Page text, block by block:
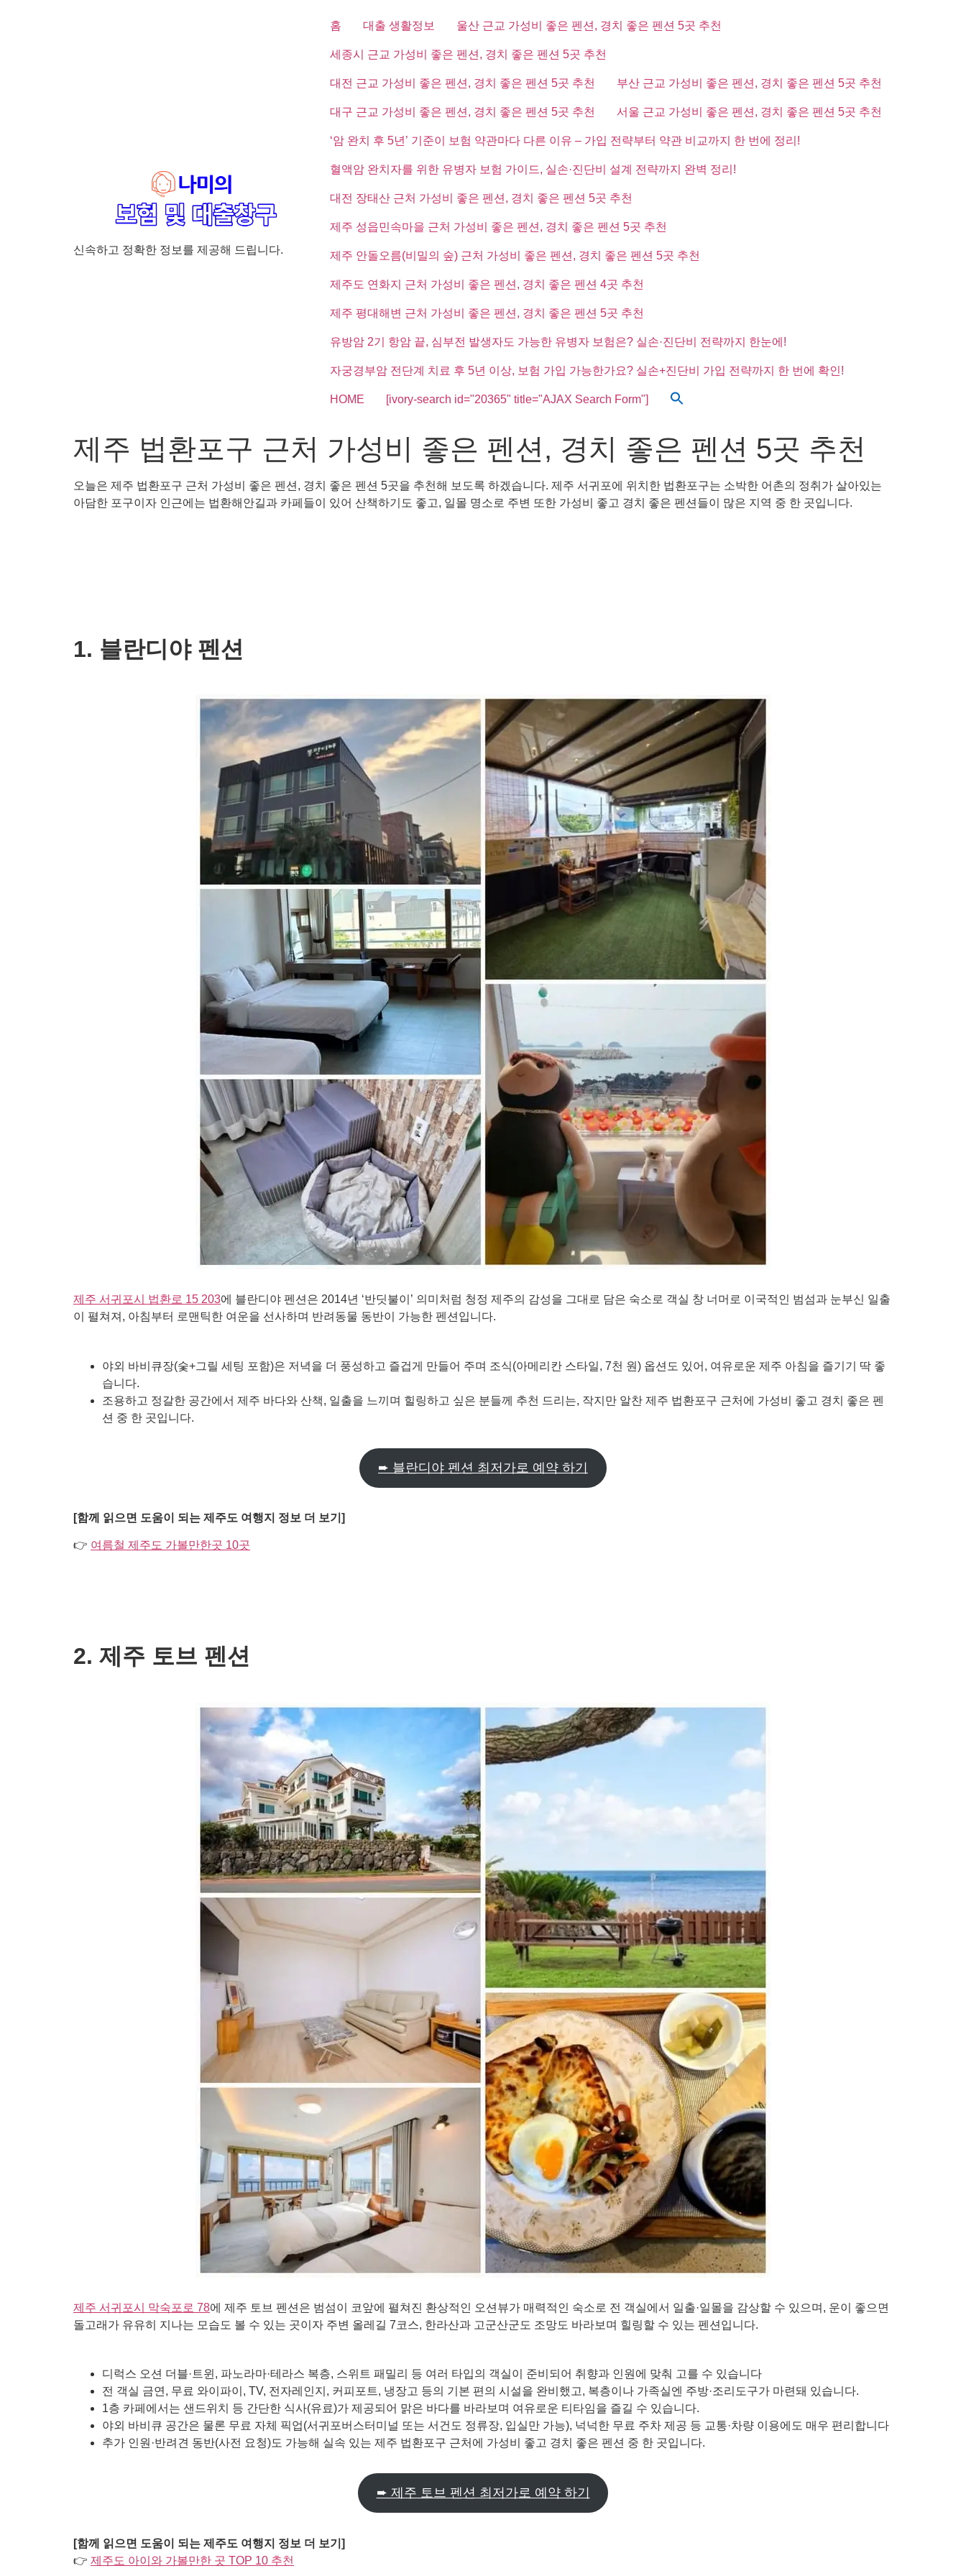
신속하고 정확한 정보를 제공해 드립니다.
홈 대출 생활정보 울산 근교 가성비 좋은 펜션, 경치 좋은 펜션 5곳 추천
세종시 근교 가성비 좋은 펜션, 경치 좋은 펜션 5곳 추천
대전 근교 가성비 좋은 펜션, 경치 좋은 펜션 5곳 추천 부산 근교 가성비 좋은 펜션, 경치 좋은 펜션 5곳 추천
대구 근교 가성비 좋은 펜션, 경치 좋은 펜션 5곳 추천 서울 근교 가성비 좋은 펜션, 경치 좋은 펜션 5곳 추천
‘암 완치 후 5년’ 기준이 보험 약관마다 다른 이유 – 가입 전략부터 약관 비교까지 한 번에 정리!
혈액암 완치자를 위한 유병자 보험 가이드, 실손·진단비 설계 전략까지 완벽 정리!
대전 장태산 근처 가성비 좋은 펜션, 경치 좋은 펜션 5곳 추천
제주 성읍민속마을 근처 가성비 좋은 펜션, 경치 좋은 펜션 5곳 추천
제주 안돌오름(비밀의 숲) 근처 가성비 좋은 펜션, 경치 좋은 펜션 5곳 추천
제주도 연화지 근처 가성비 좋은 펜션, 경치 좋은 펜션 4곳 추천
제주 평대해변 근처 가성비 좋은 펜션, 경치 좋은 펜션 5곳 추천
유방암 2기 항암 끝, 심부전 발생자도 가능한 유병자 보험은? 실손·진단비 전략까지 한눈에!
자궁경부암 전단계 치료 후 5년 이상, 보험 가입 가능한가요? 실손+진단비 가입 전략까지 한 번에 확인!
HOME [ivory-search id="20365" title="AJAX Search Form"]
제주 법환포구 근처 가성비 좋은 펜션, 경치 좋은 펜션 5곳 추천
오늘은 제주 법환포구 근처 가성비 좋은 펜션, 경치 좋은 펜션 5곳을 추천해 보도록 하겠습니다. 제주 서귀포에 위치한 법환포구는 소박한 어촌의 정취가 살아있는
아담한 포구이자 인근에는 법환해안길과 카페들이 있어 산책하기도 좋고, 일몰 명소로 주변 또한 가성비 좋고 경치 좋은 펜션들이 많은 지역 중 한 곳입니다.
1. 블란디야 펜션
제주 서귀포시 법환로 15 203에 블란디야 펜션은 2014년 ‘반딧불이’ 의미처럼 청정 제주의 감성을 그대로 담은 숙소로 객실 창 너머로 이국적인 범섬과 눈부신 일출
이 펼쳐져, 아침부터 로맨틱한 여운을 선사하며 반려동물 동반이 가능한 펜션입니다.
야외 바비큐장(숯+그릴 세팅 포함)은 저녁을 더 풍성하고 즐겁게 만들어 주며 조식(아메리칸 스타일, 7천 원) 옵션도 있어, 여유로운 제주 아침을 즐기기 딱 좋
습니다.
조용하고 정갈한 공간에서 제주 바다와 산책, 일출을 느끼며 힐링하고 싶은 분들께 추천 드리는, 작지만 알찬 제주 법환포구 근처에 가성비 좋고 경치 좋은 펜
션 중 한 곳입니다.
➨ 블란디야 펜션 최저가로 예약 하기
[함께 읽으면 도움이 되는 제주도 여행지 정보 더 보기]
👉 여름철 제주도 가볼만한곳 10곳
2. 제주 토브 펜션
제주 서귀포시 막숙포로 78에 제주 토브 펜션은 범섬이 코앞에 펼쳐진 환상적인 오션뷰가 매력적인 숙소로 전 객실에서 일출·일몰을 감상할 수 있으며, 운이 좋으면
돌고래가 유유히 지나는 모습도 볼 수 있는 곳이자 주변 올레길 7코스, 한라산과 고군산군도 조망도 바라보며 힐링할 수 있는 펜션입니다.
디럭스 오션 더블·트윈, 파노라마·테라스 복층, 스위트 패밀리 등 여러 타입의 객실이 준비되어 취향과 인원에 맞춰 고를 수 있습니다
전 객실 금연, 무료 와이파이, TV, 전자레인지, 커피포트, 냉장고 등의 기본 편의 시설을 완비했고, 복층이나 가족실엔 주방·조리도구가 마련돼 있습니다.
1층 카페에서는 샌드위치 등 간단한 식사(유료)가 제공되어 맑은 바다를 바라보며 여유로운 티타임을 즐길 수 있습니다.
야외 바비큐 공간은 물론 무료 자체 픽업(서귀포버스터미널 또는 서건도 정류장, 입실만 가능), 넉넉한 무료 주차 제공 등 교통·차량 이용에도 매우 편리합니다
추가 인원·반려견 동반(사전 요청)도 가능해 실속 있는 제주 법환포구 근처에 가성비 좋고 경치 좋은 펜션 중 한 곳입니다.
➨ 제주 토브 펜션 최저가로 예약 하기
[함께 읽으면 도움이 되는 제주도 여행지 정보 더 보기]
👉 제주도 아이와 가볼만한 곳 TOP 10 추천